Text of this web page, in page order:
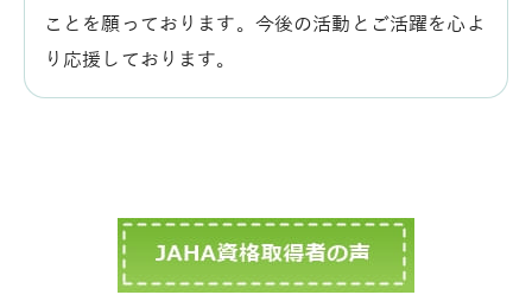
ことを願っております。今後の活動とご活躍を心よ
り応援しております。